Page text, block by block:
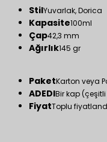
StilYuvarlak, Dorica
Kapasite100ml
Çap42,3 mm
Ağırlık145 gr
PaketKarton veya
ADEDIBir kap (çeşitli
FiyatToplu